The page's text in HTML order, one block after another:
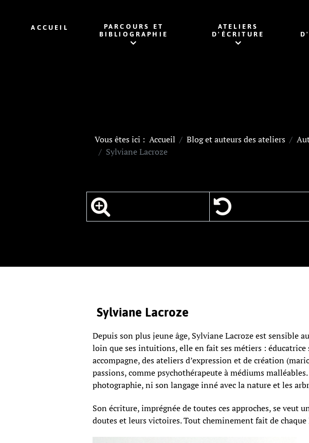
ACCUEIL
PARCOURS ET
BIBLIOGRAPHIE
ATELIERS
D'ÉCRITURE
Vous êtes ici :Accueil Blog et auteurs des ateliers
Sylviane Lacroze
Sylviane Lacroze
Depuis son plus jeune âge, Sylviane Lacroze est sensible
loin que ses intuitions, elle en fait ses métiers : éducatrice
accompagne, des ateliers d’expression et de création
passions, comme psychothérapeute à médiums
photographie, ni son langage inné avec la nature et les
Son écriture, imprégnée de toutes ces approches, se veut
doutes et leurs victoires. Tout cheminement fait de